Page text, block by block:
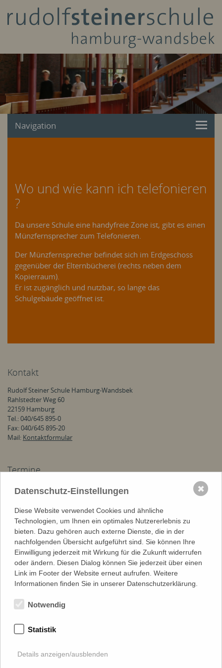
Navigation
Wo und wie kann ich telefonieren
?
Da unsere Schule eine handyfreie Zone ist, gibt es einen
Münzfernsprecher zum Telefonieren.
Der Münzfernsprecher befindet sich im Erdgeschoss
gegenüber der Elternbücherei (rechts neben dem
Kopierraum).
Er ist zugänglich und nutzbar, so lange das
Schulgebäude geöffnet ist.
Kontakt
Rudolf Steiner Schule Hamburg-Wandsbek
Rahlstedter Weg 60
22159 Hamburg
Tel.: 040/645 895-0
Fax: 040/645 895-20
Mail: Kontaktformular
Termine
Do, 09.07 Di, 19.08:
Sommerferien
Do, 20.08, 08:00:
Di, 25.08, 08:15:
Stellenangebote
Schulmusiker (m/w/d) in Vollzeit ab dem Schuljahr 2026/27
Russischlehrer*in (w/m/d)
Datenschutz-Einstellungen
Diese Website verwendet Cookies und ähnliche
Technologien, um Ihnen ein optimales Nutzererlebnis zu
bieten. Dazu gehören auch externe Dienste, die in der
nachfolgenden Übersicht aufgeführt sind. Sie können Ihre
Einwilligung jederzeit mit Wirkung für die Zukunft widerrufen
oder ändern. Diesen Dialog können Sie jederzeit über einen
Link im Footer der Website erneut aufrufen. Weitere
Informationen finden Sie in unserer Datenschutzerklärung.
Notwendig
Statistik
Details anzeigen/ausblenden
✖